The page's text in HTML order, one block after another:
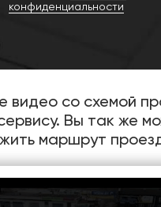
конфиденциальности
видео со схемой
Вы так же
маршрут